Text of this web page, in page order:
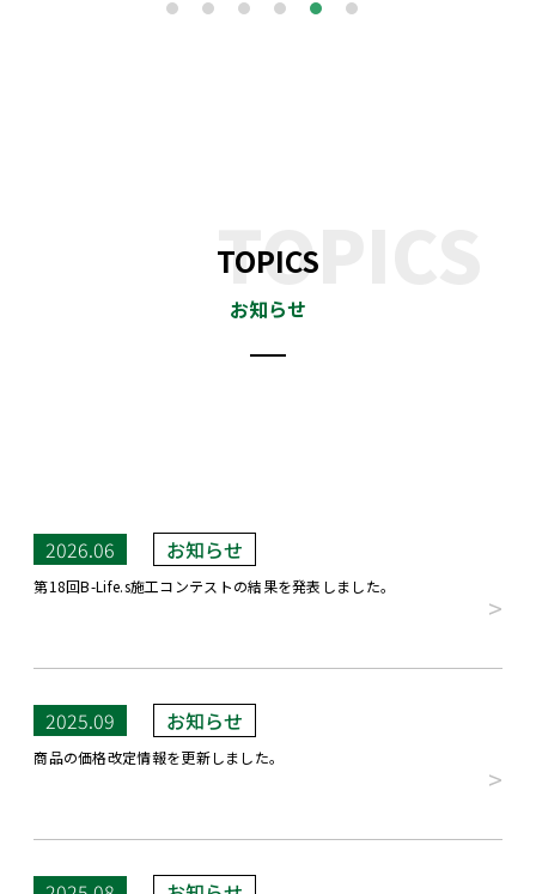
TOPICS
2026.06
第18回B-Life.s施工コンテストの結果を発表しました。
2025.09
商品の価格改定情報を更新しました。